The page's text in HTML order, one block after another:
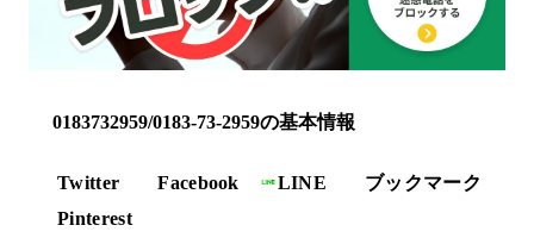
0183732959/0183-73-2959の基本情報
Twitter Facebook LINE
ブックマーク
Pinterest